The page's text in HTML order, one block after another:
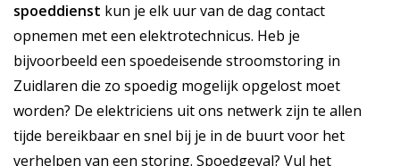
spoeddienst kun je elk uur van de dag contact
opnemen met een elektrotechnicus. Heb je
bijvoorbeeld een spoedeisende stroomstoring in
Zuidlaren die zo spoedig mogelijk opgelost moet
worden? De elektriciens uit ons netwerk zijn te allen
tijde bereikbaar en snel bij je in de buurt voor het
verhelpen van een storing. Spoedgeval? Vul het